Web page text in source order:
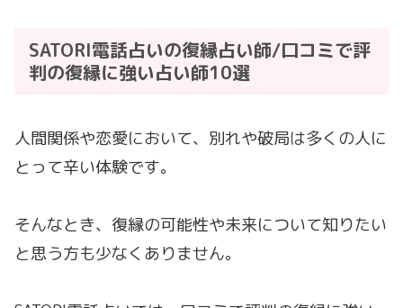
SATORI電話占いの復縁占い師/口コミで評
判の復縁に強い占い師10選
人間関係や恋愛において、別れや破局は多くの人に
とって辛い体験です。
そんなとき、復縁の可能性や未来について知りたい
と思う方も少なくありません。